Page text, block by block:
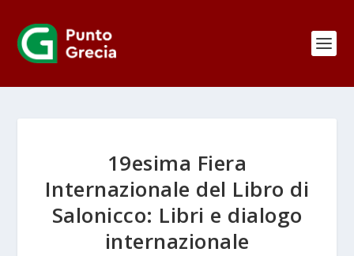
19esima Fiera
Internazionale del Libro di
Salonicco: Libri e dialogo
internazionale